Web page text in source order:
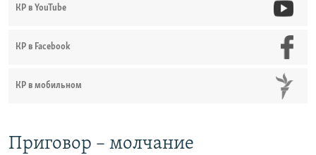
КР в YouTube
КР в Facebook
КР в мобильном
Приговор – молчание